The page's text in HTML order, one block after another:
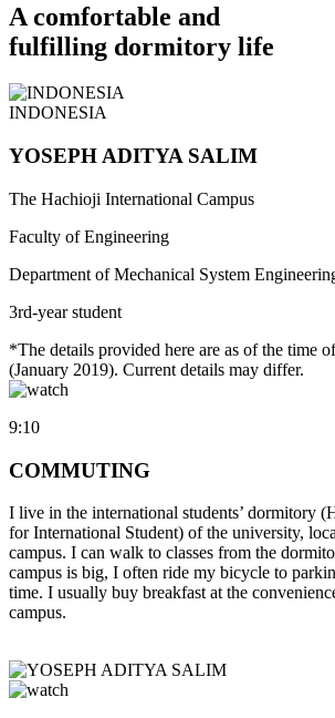
A comfortable and
fulfilling dormitory life
INDONESIA
YOSEPH ADITYA SALIM
The Hachioji International Campus
Faculty of Engineering
Department of Mechanical System
3rd-year student
*The details provided here are as of the time
(January 2019). Current details may differ.
9:10
COMMUTING
I live in the international students’ dormitory
for International Student) of the university,
campus. I can walk to classes from the
campus is big, I often ride my bicycle to
time. I usually buy breakfast at the
campus.